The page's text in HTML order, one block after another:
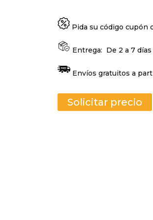
Pida su código cupón
Entrega: De 2 a 7
Envíos gratuitos a
Solicitar precio